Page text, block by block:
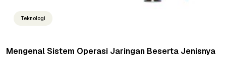
Teknologi
Mengenal Sistem Operasi Jaringan Beserta Jenisnya